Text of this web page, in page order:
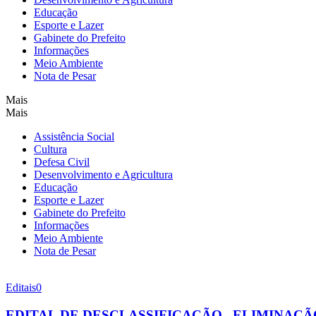
Educação
Esporte e Lazer
Gabinete do Prefeito
Informações
Meio Ambiente
Nota de Pesar
Mais
Mais
Assistência Social
Cultura
Defesa Civil
Desenvolvimento e Agricultura
Educação
Esporte e Lazer
Gabinete do Prefeito
Informações
Meio Ambiente
Nota de Pesar
Editais0